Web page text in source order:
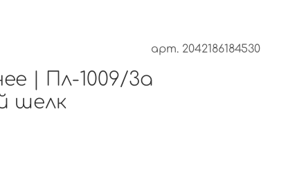
арт. 2042186184530
| Пл-1009/3а
шелк